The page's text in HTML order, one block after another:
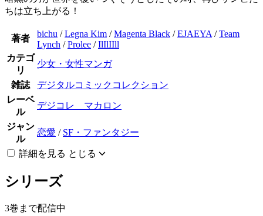
ちは立ち上がる！
著者 bichu /Legna Kim /Magenta Black /EJAEYA /Team
Lynch /Prolee /IlIlIIll
カテゴ
リ
少女・女性マンガ
雑誌
デジタルコミックコレクション
レーベ
ル
デジコレ マカロン
ジャン
ル
恋愛 / SF・ファンタジー
詳細を見る とじる
シリーズ
3巻まで配信中